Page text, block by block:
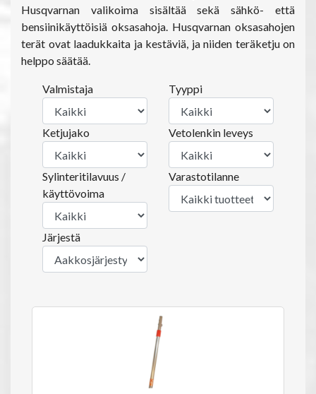
Husqvarnan valikoima sisältää sekä sähkö- että
bensiinikäyttöisiä oksasahoja. Husqvarnan oksasahojen
terät ovat laadukkaita ja kestäviä, ja niiden teräketju on
helppo säätää.
Valmistaja Tyyppi
Ketjujako Vetolenkin leveys
Sylinteritilavuus /
käyttövoima
Varastotilanne
Järjestä